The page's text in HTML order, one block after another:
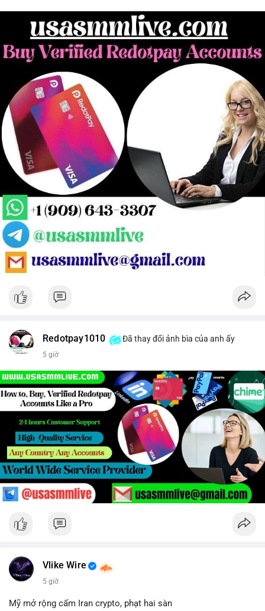
Redotpay1010 Đã thay đổi ảnh bìa của anh ấy
5 giờ
Vlike Wire
5 giờ
Mỹ mở rộng cấm Iran crypto, phạt hai sàn